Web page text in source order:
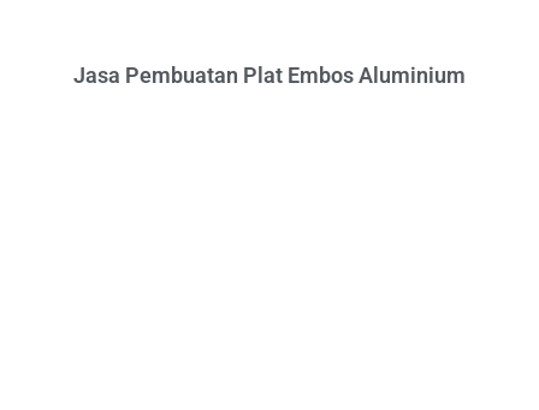
Jasa Pembuatan Plat Embos Aluminium